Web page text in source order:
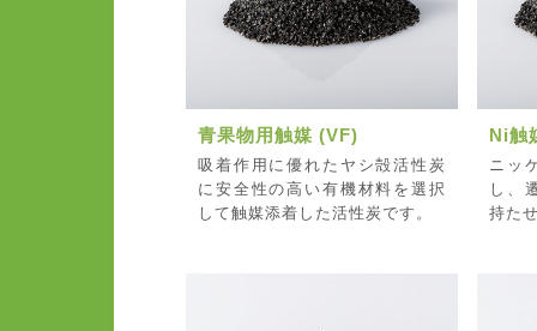
青果物用触媒 (VF)
吸着作用に優れたヤシ殻活性炭
に安全性の高い有機材料を選択
して触媒添着した活性炭です。
Ni触
ニッ
し、
持た